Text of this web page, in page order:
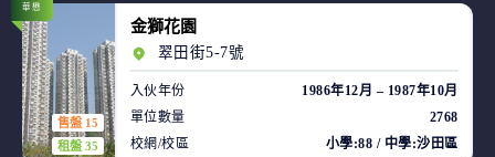
售盤 15
租盤 35
華懋
金獅花園
翠田街5-7號
入伙年份
1986年12月 – 1987年10月
單位數量
2768
校網/校區
小學:88 / 中學:沙田區